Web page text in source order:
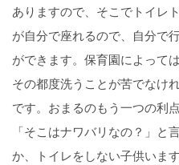
ありますので、そこでトイレ
が自分で座れるので、自分で
ができます。保育園によって
その都度洗うことが苦でなけ
です。おまるのもう一つの利
「そこはナワバリなの？」と
か、トイレをしない子供いま